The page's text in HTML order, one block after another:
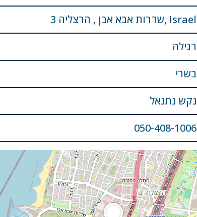
3 שדרות אבא אבן , הרצליה, Israel
רגילה
בשרי
נקש נתנאל
050-408-1006